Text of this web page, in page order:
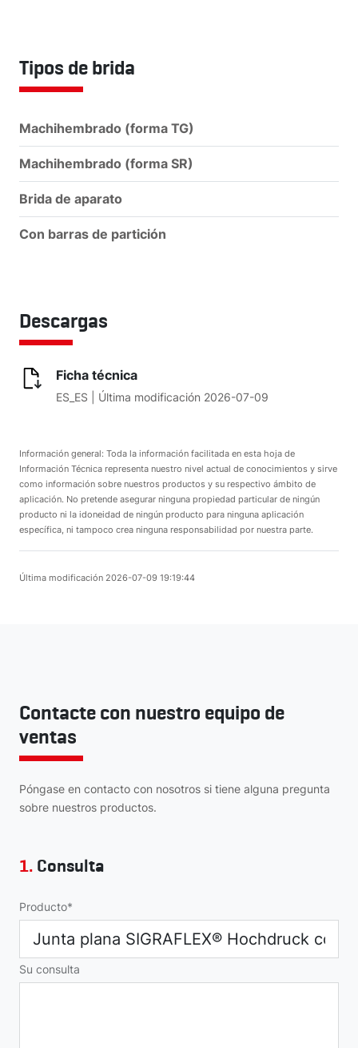
Tipos de brida
Machihembrado (forma TG)
Machihembrado (forma SR)
Brida de aparato
Con barras de partición
Descargas
Ficha técnica
Details:
ES_ES | Última modificación 2026-07-09
Información general: Toda la información facilitada en esta hoja de
Información Técnica representa nuestro nivel actual de conocimientos y sirve
como información sobre nuestros productos y su respectivo ámbito de
aplicación. No pretende asegurar ninguna propiedad particular de ningún
producto ni la idoneidad de ningún producto para ninguna aplicación
específica, ni tampoco crea ninguna responsabilidad por nuestra parte.
Última modificación 2026-07-09 19:19:44
Contacte con nuestro equipo de
ventas
Póngase en contacto con nosotros si tiene alguna pregunta
sobre nuestros productos.
1. Consulta
Producto
Su consulta